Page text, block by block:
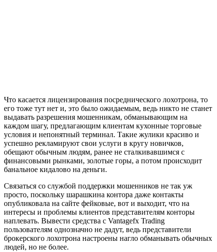
Что касается лицензирования посреднического лохотрона, то
его тоже тут нет и, это было ожидаемым, ведь никто не станет
выдавать разрешения мошенникам, обманывающим на
каждом шагу, предлагающим клиентам кухонные торговые
условия и непонятный терминал. Такие жулики красиво и
успешно рекламируют свои услуги в кругу новичков,
обещают обычным людям, ранее не сталкивавшимся с
финансовыми рынками, золотые горы, а потом происходит
банальное кидалово на деньги.
Связаться со службой поддержки мошенников не так уж
просто, поскольку шарашкина контора даже контакты
опубликовала на сайте фейковые, вот и выходит, что на
интересы и проблемы клиентов представителям конторы
наплевать. Вывести средства с Vantagefx Trading
пользователям однозначно не дадут, ведь представители
брокерского лохотрона настроены нагло обманывать обычных
людей, но не более.